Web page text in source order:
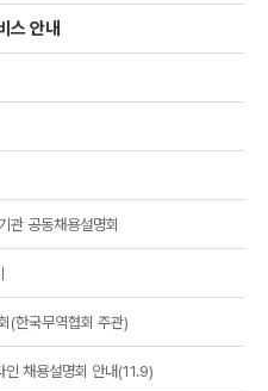
스 안내
공동채용설명회
(한국무역협회 주관)
인 채용설명회 안내(11.9)